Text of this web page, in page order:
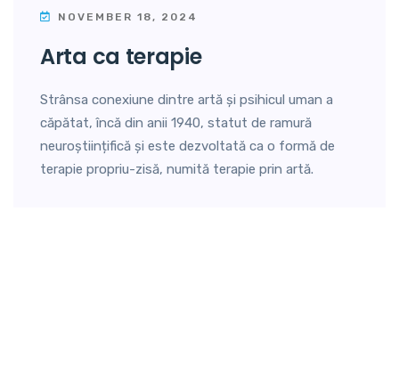
NOVEMBER 18, 2024
arta ca terapie
Strânsa conexiune dintre artă și psihicul uman a
căpătat, încă din anii 1940, statut de ramură
neuroștiințifică și este dezvoltată ca o formă de
terapie propriu-zisă, numită terapie prin artă.